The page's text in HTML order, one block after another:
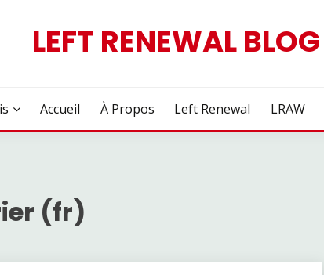
LEFT RENEWAL BLOG
Accueil À Propos Left Renewal LRAW
(fr)